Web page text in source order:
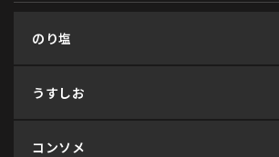
のり塩
うすしお
コンソメ